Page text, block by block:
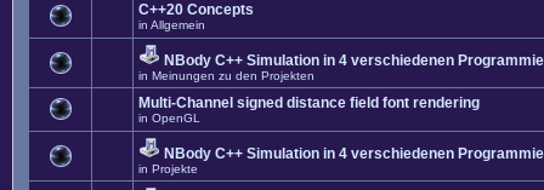
C++20 Concepts
in Allgemein
NBody C++ Simulation in 4 verschiedenen
in Meinungen zu den Projekten
Multi-Channel signed distance field font rendering
in OpenGL
NBody C++ Simulation in 4 verschiedenen
in Projekte